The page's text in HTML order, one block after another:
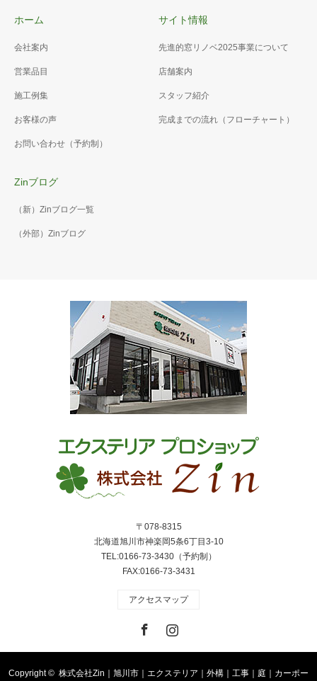
ホーム
会社案内
営業品目
施工例集
お客様の声
お問い合わせ（予約制）
サイト情報
先進的窓リノベ2025事業について
店舗案内
スタッフ紹介
完成までの流れ（フローチャート）
Zinブログ
（新）Zinブログ一覧
（外部）Zinブログ
〒078-8315
北海道旭川市神楽岡5条6丁目3-10
TEL:0166-73-3430（予約制）
FAX:0166-73-3431
アクセスマップ
Copyright © 株式会社Zin｜旭川市｜エクステリア｜外構｜工事｜庭｜カーポー